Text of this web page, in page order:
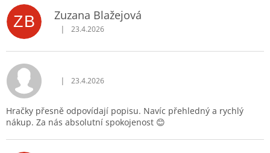
p
i
s
h
o
d
n
o
c
e
n
ZB Zuzana Blažejová
Hodnocení obchodu je 5 z 5 hvězdiček.
| 23.4.2026
Hodnocení obchodu je 5 z 5 hvězdiček.
| 23.4.2026
Hračky přesně odpovídají popisu. Navíc přehledný a rychlý
nákup. Za nás absolutní spokojenost 😊